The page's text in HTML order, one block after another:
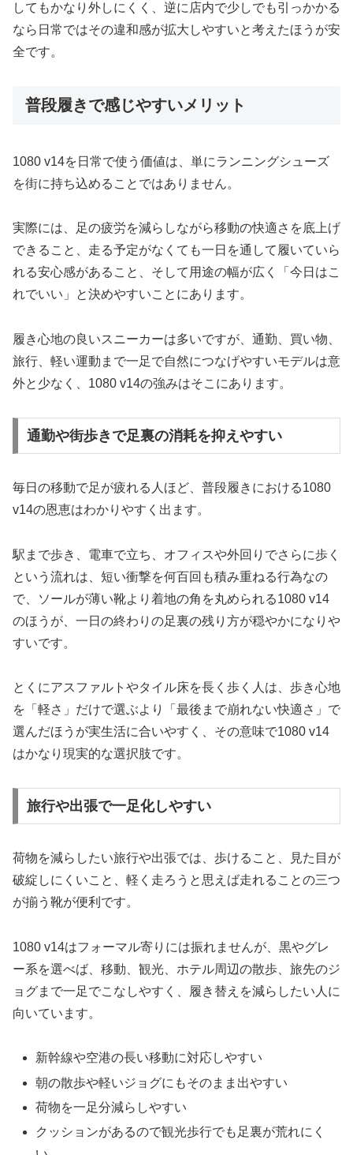
してもかなり外しにくく、逆に店内で少しでも引っかかる
なら日常ではその違和感が拡大しやすいと考えたほうが安
全です。
普段履きで感じやすいメリット
1080 v14を日常で使う価値は、単にランニングシューズ
を街に持ち込めることではありません。
実際には、足の疲労を減らしながら移動の快適さを底上げ
できること、走る予定がなくても一日を通して履いていら
れる安心感があること、そして用途の幅が広く「今日はこ
れでいい」と決めやすいことにあります。
履き心地の良いスニーカーは多いですが、通勤、買い物、
旅行、軽い運動まで一足で自然につなげやすいモデルは意
外と少なく、1080 v14の強みはそこにあります。
通勤や街歩きで足裏の消耗を抑えやすい
毎日の移動で足が疲れる人ほど、普段履きにおける1080
v14の恩恵はわかりやすく出ます。
駅まで歩き、電車で立ち、オフィスや外回りでさらに歩く
という流れは、短い衝撃を何百回も積み重ねる行為なの
で、ソールが薄い靴より着地の角を丸められる1080 v14
のほうが、一日の終わりの足裏の残り方が穏やかになりや
すいです。
とくにアスファルトやタイル床を長く歩く人は、歩き心地
を「軽さ」だけで選ぶより「最後まで崩れない快適さ」で
選んだほうが実生活に合いやすく、その意味で1080 v14
はかなり現実的な選択肢です。
旅行や出張で一足化しやすい
荷物を減らしたい旅行や出張では、歩けること、見た目が
破綻しにくいこと、軽く走ろうと思えば走れることの三つ
が揃う靴が便利です。
1080 v14はフォーマル寄りには振れませんが、黒やグレ
ー系を選べば、移動、観光、ホテル周辺の散歩、旅先のジ
ョグまで一足でこなしやすく、履き替えを減らしたい人に
向いています。
新幹線や空港の長い移動に対応しやすい
朝の散歩や軽いジョグにもそのまま出やすい
荷物を一足分減らしやすい
クッションがあるので観光歩行でも足裏が荒れにく